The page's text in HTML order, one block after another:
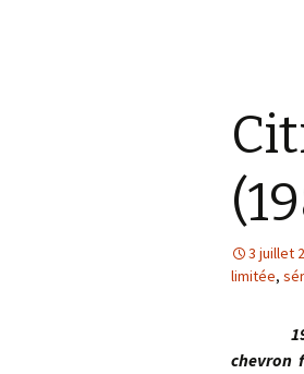
3 juillet
limitée,
1981
chevron